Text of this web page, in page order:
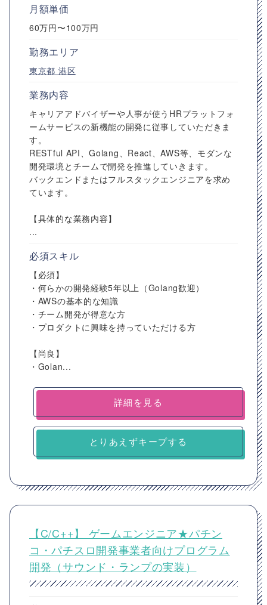
月額単価
60万円〜100万円
勤務エリア
東京都 港区
業務内容
キャリアアドバイザーや人事が使うHRプラットフォ
ームサービスの新機能の開発に従事していただきま
す。
RESTful API、Golang、React、AWS等、モダンな
開発環境とチームで開発を推進していきます。
バックエンドまたはフルスタックエンジニアを求め
ています。
【具体的な業務内容】
...
必須スキル
【必須】
・何らかの開発経験5年以上（Golang歓迎）
・AWSの基本的な知識
・チーム開発が得意な方
・プロダクトに興味を持っていただける方
【尚良】
・Golan...
詳細を見る
とりあえずキープする
【C/C++】 ゲームエンジニア★パチン
コ・パチスロ開発事業者向けプログラム
開発（サウンド・ランプの実装）